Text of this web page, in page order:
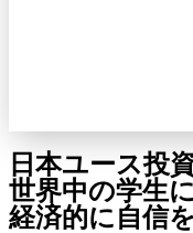
日本ユース投
世界中の学生
経済的に自信